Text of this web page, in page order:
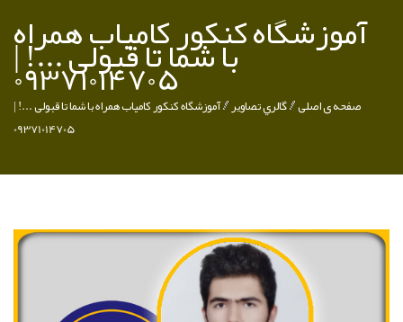
آموزشگاه کنکور کامیاب همراه
با شما تا قبولی ...! |
09371014705 صفحه ی اصلی گالري تصاوير آموزشگاه کنکور کامیاب همراه با شما تا قبولی ...! |
09371014705